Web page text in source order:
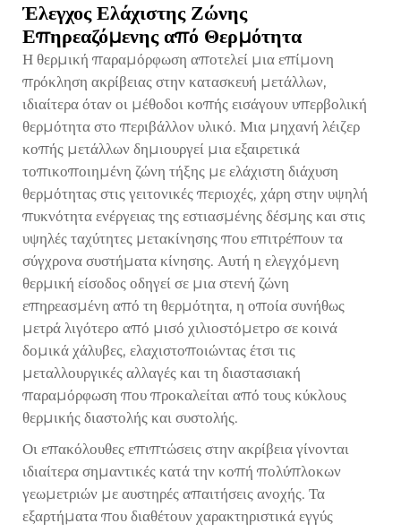
Έλεγχος Ελάχιστης Ζώνης
Επηρεαζόμενης από Θερμότητα
Η θερμική παραμόρφωση αποτελεί μια επίμονη
πρόκληση ακρίβειας στην κατασκευή μετάλλων,
ιδιαίτερα όταν οι μέθοδοι κοπής εισάγουν υπερβολική
θερμότητα στο περιβάλλον υλικό. Μια μηχανή λέιζερ
κοπής μετάλλων δημιουργεί μια εξαιρετικά
τοπικοποιημένη ζώνη τήξης με ελάχιστη διάχυση
θερμότητας στις γειτονικές περιοχές, χάρη στην υψηλή
πυκνότητα ενέργειας της εστιασμένης δέσμης και στις
υψηλές ταχύτητες μετακίνησης που επιτρέπουν τα
σύγχρονα συστήματα κίνησης. Αυτή η ελεγχόμενη
θερμική είσοδος οδηγεί σε μια στενή ζώνη
επηρεασμένη από τη θερμότητα, η οποία συνήθως
μετρά λιγότερο από μισό χιλιοστόμετρο σε κοινά
δομικά χάλυβες, ελαχιστοποιώντας έτσι τις
μεταλλουργικές αλλαγές και τη διαστασιακή
παραμόρφωση που προκαλείται από τους κύκλους
θερμικής διαστολής και συστολής.
Οι επακόλουθες επιπτώσεις στην ακρίβεια γίνονται
ιδιαίτερα σημαντικές κατά την κοπή πολύπλοκων
γεωμετριών με αυστηρές απαιτήσεις ανοχής. Τα
εξαρτήματα που διαθέτουν χαρακτηριστικά εγγύς